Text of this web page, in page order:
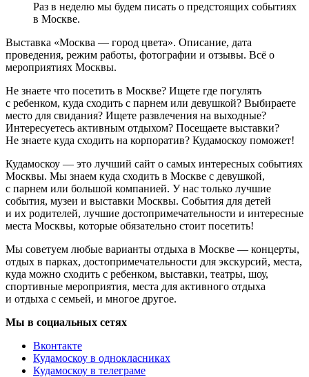
Раз в неделю мы будем писать о предстоящих событиях
в Москве.
Выставка «Москва — город цвета». Описание, дата
проведения, режим работы, фотографии и отзывы. Всё о
мероприятиях Москвы.
Не знаете что посетить в Москве? Ищете где погулять
с ребенком, куда сходить с парнем или девушкой? Выбираете
место для свидания? Ищете развлечения на выходные?
Интересуетесь активным отдыхом? Посещаете выставки?
Не знаете куда сходить на корпоратив? Кудамоскоу поможет!
Кудамоскоу — это лучший сайт о самых интересных событиях
Москвы. Мы знаем куда сходить в Москве с девушкой,
с парнем или большой компанией. У нас только лучшие
события, музеи и выставки Москвы. События для детей
и их родителей, лучшие достопримечательности и интересные
места Москвы, которые обязательно стоит посетить!
Мы советуем любые варианты отдыха в Москве — концерты,
отдых в парках, достопримечательности для экскурсий, места,
куда можно сходить с ребенком, выставки, театры, шоу,
спортивные мероприятия, места для активного отдыха
и отдыха с семьей, и многое другое.
Мы в социальных сетях
Вконтакте
Кудамоскоу в однокласниках
Кудамоскоу в телеграме